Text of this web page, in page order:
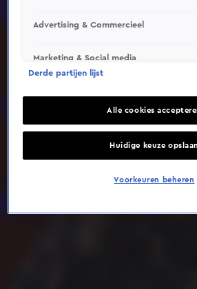
Deze video is niet beschikbaar
Advertising & Commercieel
Marketing & Social media
Derde partijen lijst
Alle cookies
Huidige keuze opslaan
Voorkeuren beheren